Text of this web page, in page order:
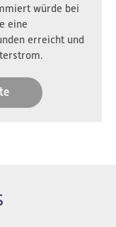
würde bei
eine
erreicht und